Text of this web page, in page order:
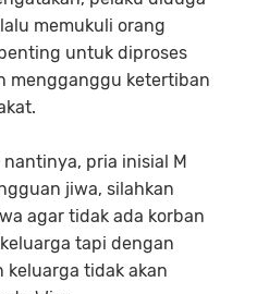
memukuli orang
untuk diproses
mengganggu ketertiban
pria inisial M
jiwa, silahkan
agar tidak ada korban
tapi dengan
keluarga tidak akan